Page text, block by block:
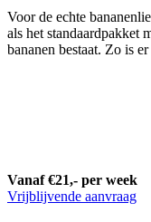
Voor de echte
als het standaardpakket
bananen bestaat. Zo is
Vanaf €21,- per week
Vrijblijvende aanvraag